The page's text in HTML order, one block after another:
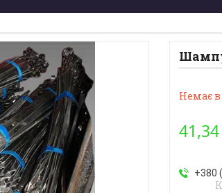
Немає в
+380